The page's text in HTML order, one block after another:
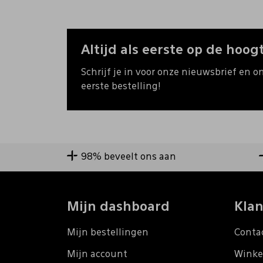
Altijd als eerste op de
Schrijf je in voor onze nieuwsbrief en
eerste bestelling!
98% beveelt ons aan
Mijn dashboard
Mijn bestellingen
Mijn account